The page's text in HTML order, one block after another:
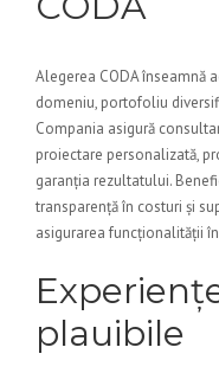
Alegerea CODA înseamnă
domeniu, portofoliu
Compania asigură
proiectare personalizată,
garanția rezultatului.
transparență în costuri și
asigurarea funcționalității
plauibile